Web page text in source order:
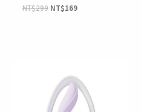
NT$299 NT$169
價
格：
NT$1,290。
價
格：
NT$929。